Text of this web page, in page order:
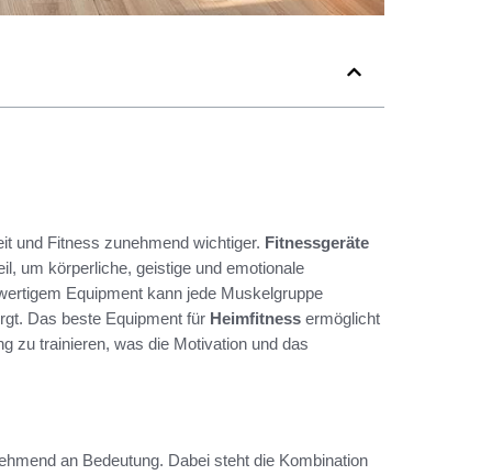
und Fitness zunehmend wichtiger. Fitnessgeräte
um körperliche, geistige und emotionale
Equipment kann jede Muskelgruppe
Das beste Equipment für Heimfitness ermöglicht
zu trainieren, was die Motivation und das
an Bedeutung. Dabei steht die Kombination